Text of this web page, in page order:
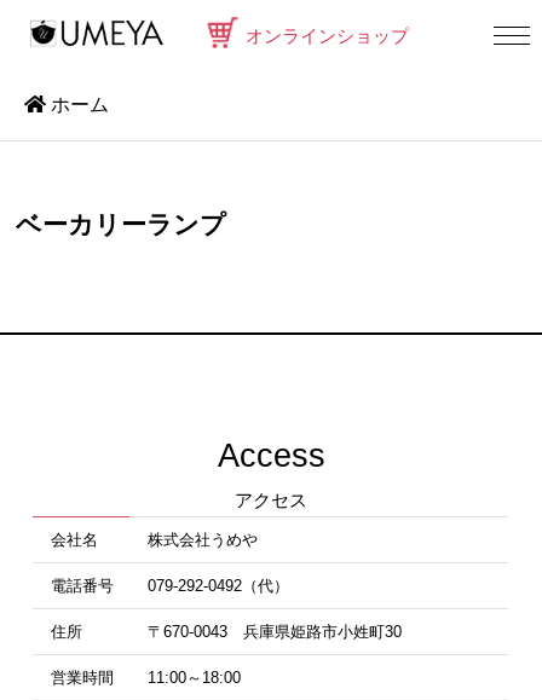
オンラインショップ
ホーム
ベーカリーランプ
Access
アクセス
会社名 株式会社うめや
電話番号 079-292-0492（代）
住所 〒670-0043 兵庫県姫路市小姓町30
営業時間 11:00～18:00